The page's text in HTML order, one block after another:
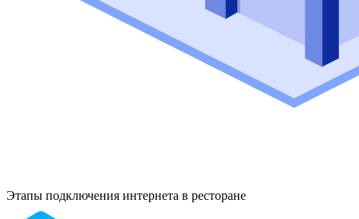
Этапы подключения интернета в ресторане